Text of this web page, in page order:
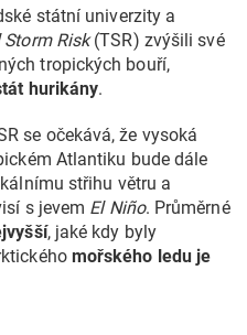
státní univerzity a
Storm Risk(TSR) zvýšili své
tropických bouří,
hurikány.
se očekává, že vysoká
Atlantiku bude dále
střihu větru a
s jevem El Niño. Průměrné
, jaké kdy byly
mořského ledu je